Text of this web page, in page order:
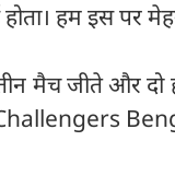
होता। हम इस पर
मैच जीते और